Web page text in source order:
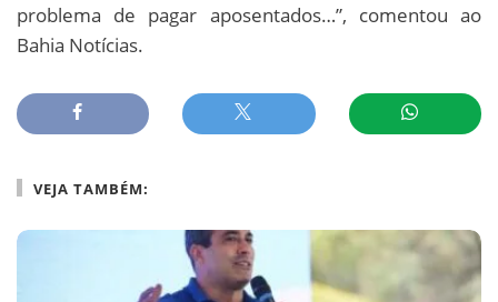
problema de pagar aposentados…”, comentou ao
Bahia Notícias.
VEJA TAMBÉM: